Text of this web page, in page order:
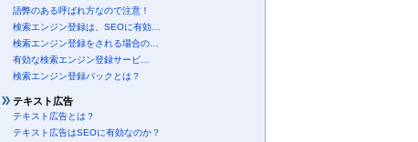
語弊のある呼ばれ方なので注意！
検索エンジン登録は、SEOに有効…
検索エンジン登録をされる場合の…
有効な検索エンジン登録サービ…
検索エンジン登録パックとは？
テキスト広告
テキスト広告とは？
テキスト広告はSEOに有効なのか？